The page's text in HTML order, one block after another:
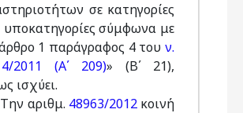
σε κατηγορίες
υποκατηγορίες σύμφωνα με
1 παράγραφος 4 του ν.
2011 (Α΄ 209)» (Β΄ 21),
ισχύει.
αριθμ. 48963/2012κοινή